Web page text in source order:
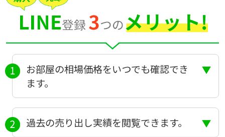
お部屋の相場価格をいつでも確認でき
ます。
過去の売り出し実績を閲覧できます。